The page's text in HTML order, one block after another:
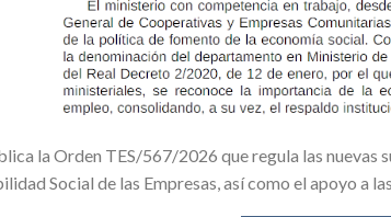
la Orden TES/567/2026 que regula las nuevas
Social de las Empresas, así como el apoyo a